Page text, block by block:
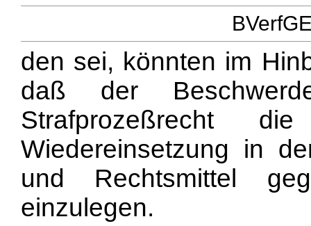
den sei, könnten im
daß der
Strafprozeßrecht
Wiedereinsetzung in
und Rechtsmittel
einzulegen.